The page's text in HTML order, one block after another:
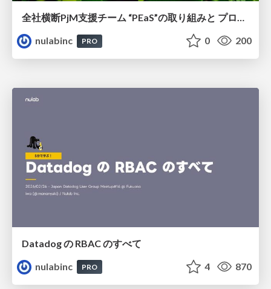
全社横断PjM⽀援チーム “PEaS”の取り組みと プロジェクトマネジメント でのAI活⽤について
nulabinc
PRO 0 200
Datadog の RBAC のすべて
nulabinc
PRO 4 870